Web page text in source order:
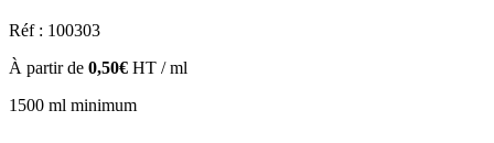
Réf : 100303
À partir de 0,50€ HT / ml
1500 ml minimum